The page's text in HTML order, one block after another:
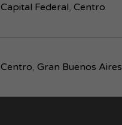
Capital Federal, Centro
Centro, Gran Buenos Aires